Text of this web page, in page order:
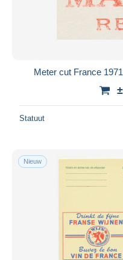
Meter cut France
Statuut
Nieuw